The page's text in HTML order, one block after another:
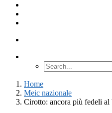
Home
Meic nazionale
Cirotto: ancora più fedeli al